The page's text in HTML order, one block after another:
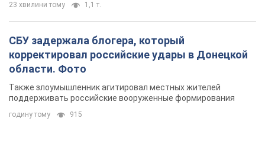
23 хвилини тому 1,1 т.
СБУ задержала блогера, который
корректировал российские удары в Донецкой
области. Фото
Также злоумышленник агитировал местных жителей
поддерживать российские вооруженные формирования
годину тому 915